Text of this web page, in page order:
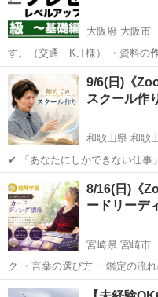
大阪府 大阪市
す。（交通 K.T様） ・資料の
れと最初の…
大阪 大阪市 セミナー
9/6(日)《
スクール作
和歌山県 和歌
✔ 「あなたにしかできない仕事
最高の…
和歌山 和歌山市 セミナー
8/16(日)《
ードリーデ
宮崎県 宮崎市
ク ・言葉の選び方 ・鑑定の流
実際の…
宮崎 宮崎市 セミナー